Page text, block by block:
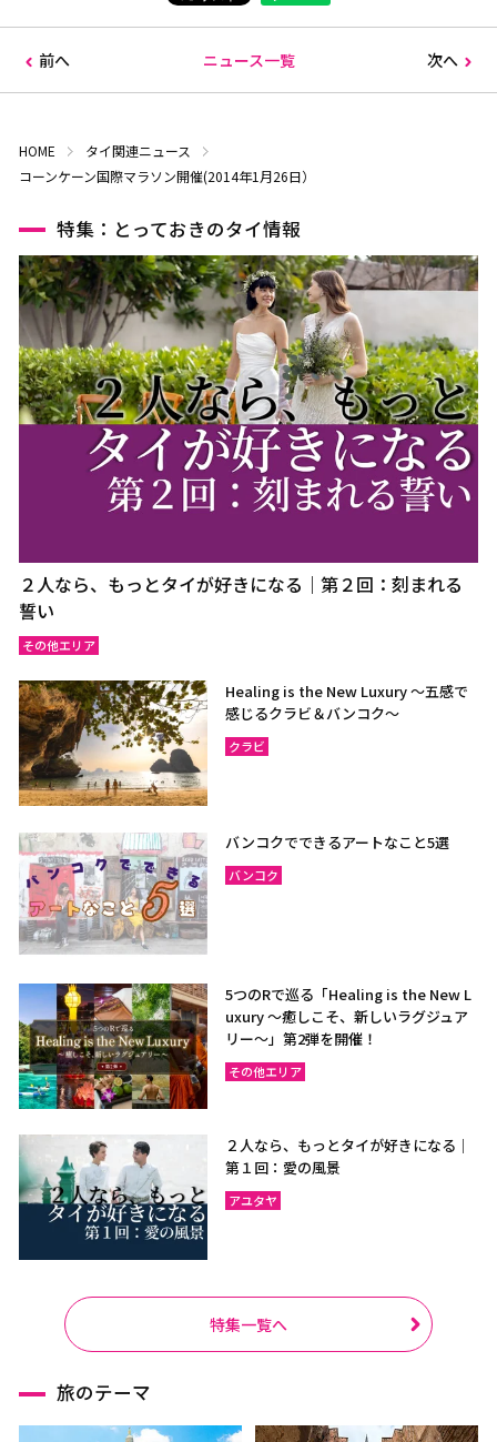
前へ ニュース一覧 次へ
HOME
タイ関連ニュース
コーンケーン国際マラソン開催(2014年1月26日）
特集：とっておきのタイ情報
２人なら、もっとタイが好きになる｜第２回：刻まれる
誓い
その他エリア
Healing is the New Luxury ～五感で
感じるクラビ＆バンコク～
クラビ
バンコクでできるアートなこと5選
バンコク
5つのRで巡る「Healing is the New L
uxury ～癒しこそ、新しいラグジュア
リー〜」第2弾を開催！
その他エリア
２人なら、もっとタイが好きになる｜
第１回：愛の風景
アユタヤ
特集一覧へ
旅のテーマ